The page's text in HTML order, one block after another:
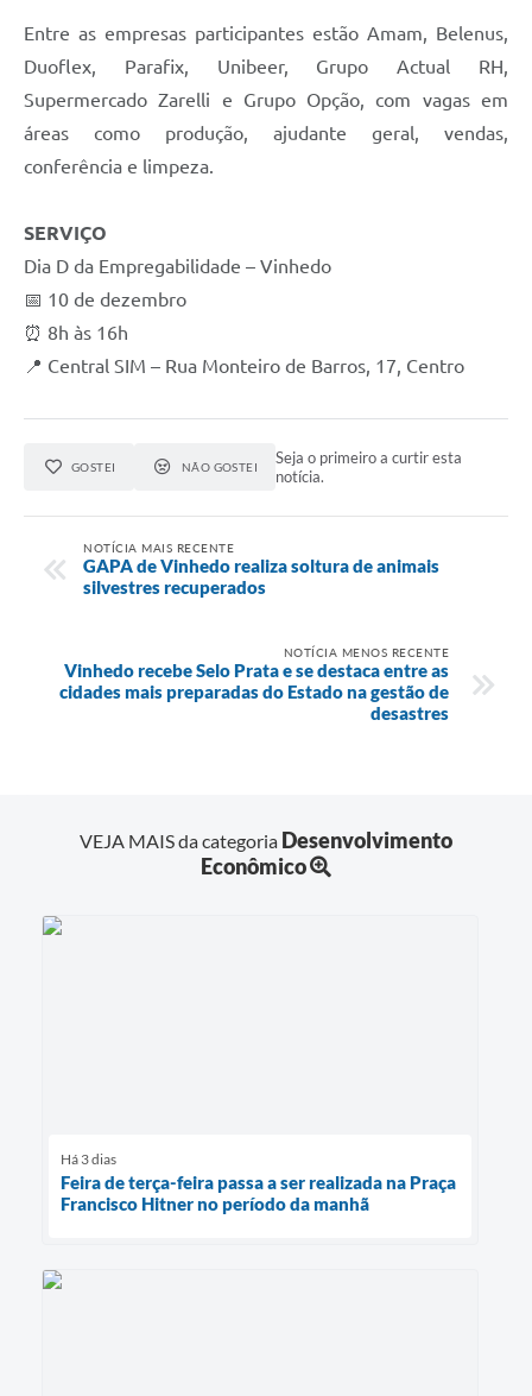
Serviços Online
Entre as empresas participantes estão Amam, Belenus,
Duoflex, Parafix, Unibeer, Grupo Actual RH,
Supermercado Zarelli e Grupo Opção, com vagas em
áreas como produção, ajudante geral, vendas,
conferência e limpeza.
SERVIÇO
Dia D da Empregabilidade – Vinhedo
📅 10 de dezembro
⏰ 8h às 16h
📍 Central SIM – Rua Monteiro de Barros, 17, Centro
GOSTEI NÃO GOSTEI
Seja o primeiro a curtir esta
notícia.
NOTÍCIA MAIS RECENTE
GAPA de Vinhedo realiza soltura de animais
silvestres recuperados
NOTÍCIA MENOS RECENTE
Vinhedo recebe Selo Prata e se destaca entre as
cidades mais preparadas do Estado na gestão de
desastres
VEJA MAIS da categoria Desenvolvimento
Econômico
Há 3 dias
Feira de terça-feira passa a ser realizada na Praça
Francisco Hitner no período da manhã